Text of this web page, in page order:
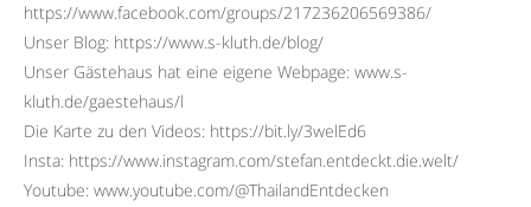
https://www.facebook.com/groups/217236206569386/
Unser Blog: https://www.s-kluth.de/blog/
Unser Gästehaus hat eine eigene Webpage: www.s-
kluth.de/gaestehaus/l
Die Karte zu den Videos: https://bit.ly/3welEd6
Insta: https://www.instagram.com/stefan.entdeckt.die.welt/
Youtube: www.youtube.com/@ThailandEntdecken